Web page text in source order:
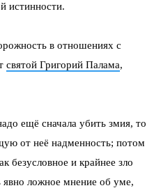
истинности.
в отношениях с
святой Григорий Палама,
ещё сначала убить змия, то
от неё надменность; потом
безусловное и крайнее зло
явно ложное мнение об уме,